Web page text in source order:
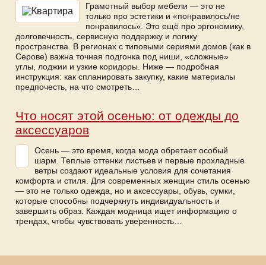
Грамотный выбор мебели — это не
только про эстетики и «понравилось/не
понравилось». Это ещё про эргономику,
долговечность, сервисную поддержку и логику
пространства. В регионах с типовыми сериями домов (как в
Серове) важна точная подгонка под ниши, «сложные»
углы, лоджии и узкие коридоры. Ниже — подробная
инструкция: как спланировать закупку, какие материалы
предпочесть, на что смотреть…
Что носят этой осенью: от одежды до
аксессуаров
Осень — это время, когда мода обретает особый
шарм. Теплые оттенки листьев и первые прохладные
ветры создают идеальные условия для сочетания
комфорта и стиля. Для современных женщин стиль осенью
— это не только одежда, но и аксессуары, обувь, сумки,
которые способны подчеркнуть индивидуальность и
завершить образ. Каждая модница ищет информацию о
трендах, чтобы чувствовать уверенность…